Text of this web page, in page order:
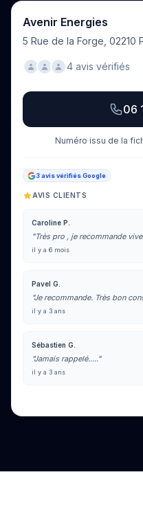
Avenir Energies
5 Rue de la Forge, 02210
4 avis vérifiés
06
Numéro issu de la
3 avis vérifiés Google
AVIS CLIENTS
Caroline P.
"Très pro , je recommande
il y a 6 mois
Pavel G.
"Je recommande. Très bon
il y a 3 ans
Sébastien G.
"Jamais rappelé....."
il y a 3 ans